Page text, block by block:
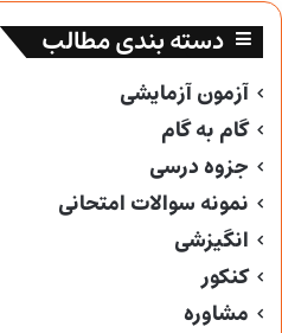
دسته بندی مطالب
آزمون آزمایشی
گام به گام
جزوه درسی
نمونه سوالات امتحانی
انگیزشی
کنکور
مشاوره